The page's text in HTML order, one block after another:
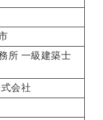
所 一級建築士
会社